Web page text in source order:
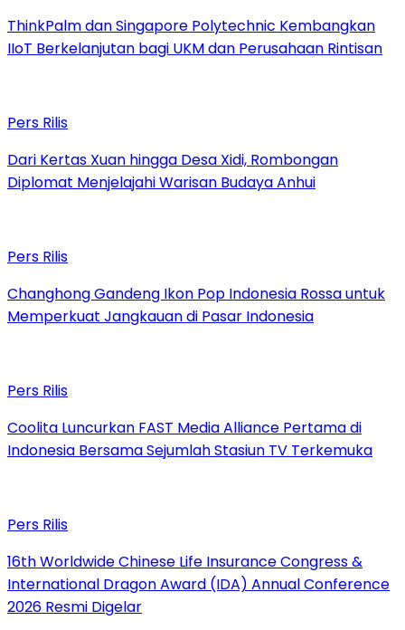
ThinkPalm dan Singapore Polytechnic Kembangkan
IIoT Berkelanjutan bagi UKM dan Perusahaan Rintisan
Pers Rilis
Dari Kertas Xuan hingga Desa Xidi, Rombongan
Diplomat Menjelajahi Warisan Budaya Anhui
Pers Rilis
Changhong Gandeng Ikon Pop Indonesia Rossa untuk
Memperkuat Jangkauan di Pasar Indonesia
Pers Rilis
Coolita Luncurkan FAST Media Alliance Pertama di
Indonesia Bersama Sejumlah Stasiun TV Terkemuka
Pers Rilis
16th Worldwide Chinese Life Insurance Congress &
International Dragon Award (IDA) Annual Conference
2026 Resmi Digelar